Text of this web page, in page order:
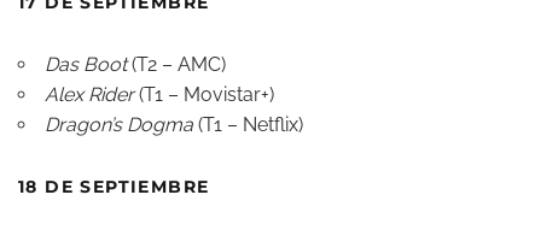
Das Boot(T2 – AMC)
Alex Rider(T1 – Movistar+)
Dragon’s Dogma (T1 – Netflix)
18 DE SEPTIEMBRE